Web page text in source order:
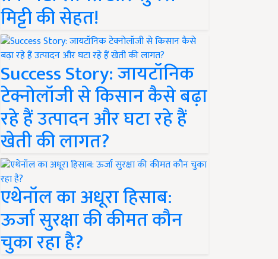
मिट्टी की सेहत!
Success Story: जायटॉनिक
टेक्नोलॉजी से किसान कैसे बढ़ा
रहे हैं उत्पादन और घटा रहे हैं
खेती की लागत?
एथेनॉल का अधूरा हिसाब:
ऊर्जा सुरक्षा की कीमत कौन
चुका रहा है?